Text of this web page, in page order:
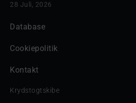
28 Juli, 2026
Database
Cookiepolitik
Kontakt
Krydstogtskibe